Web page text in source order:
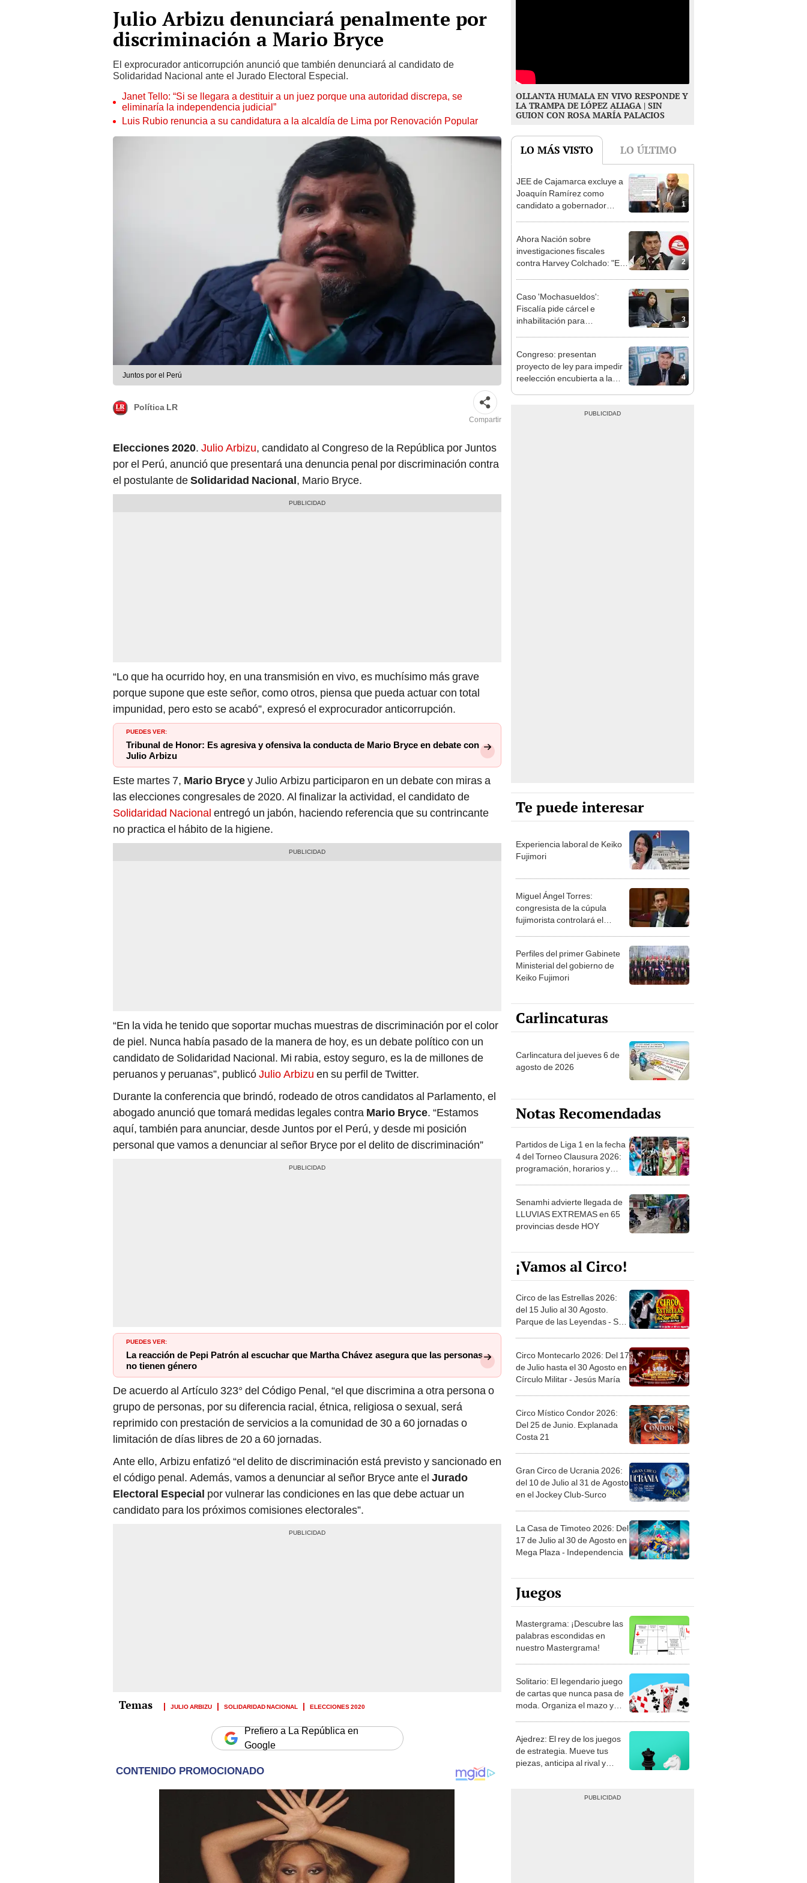
Julio Arbizu denunciará penalmente por
discriminación a Mario Bryce
El exprocurador anticorrupción anunció que también denunciará al candidato de
Solidaridad Nacional ante el Jurado Electoral Especial.
Janet Tello: “Si se llegara a destituir a un juez porque una autoridad discrepa, se
eliminaría la independencia judicial”
Luis Rubio renuncia a su candidatura a la alcaldía de Lima por Renovación Popular
Juntos por el Perú
Política LR
Compartir
Elecciones 2020. Julio Arbizu, candidato al Congreso de la República por Juntos
por el Perú, anunció que presentará una denuncia penal por discriminación contra
el postulante deSolidaridad Nacional, Mario Bryce.
“Lo que ha ocurrido hoy, en una transmisión en vivo, es muchísimo más grave
porque supone que este señor, como otros, piensa que pueda actuar con total
impunidad, pero esto se acabó”, expresó el exprocurador anticorrupción.
PUEDES VER:
Tribunal de Honor: Es agresiva y ofensiva la conducta de Mario Bryce en debate con
Julio Arbizu
Este martes 7, Mario Brycey Julio Arbizu participaron en un debate con miras a
las elecciones congresales de 2020. Al finalizar la actividad, el candidato de
Solidaridad Nacional entregó un jabón, haciendo referencia que su contrincante
no practica el hábito de la higiene.
“En la vida he tenido que soportar muchas muestras de discriminación por el color
de piel. Nunca había pasado de la manera de hoy, es un debate político con un
candidato de Solidaridad Nacional. Mi rabia, estoy seguro, es la de millones de
peruanos y peruanas”, publicóJulio Arbizu en su perfil de Twitter.
Durante la conferencia que brindó, rodeado de otros candidatos al Parlamento, el
abogado anunció que tomará medidas legales contra Mario Bryce. “Estamos
aquí, también para anunciar, desde Juntos por el Perú, y desde mi posición
personal que vamos a denunciar al señor Bryce por el delito de discriminación”
PUEDES VER:
La reacción de Pepi Patrón al escuchar que Martha Chávez asegura que las personas
no tienen género
De acuerdo al Artículo 323° del Código Penal, “el que discrimina a otra persona o
grupo de personas, por su diferencia racial, étnica, religiosa o sexual, será
reprimido con prestación de servicios a la comunidad de 30 a 60 jornadas o
limitación de días libres de 20 a 60 jornadas.
Ante ello, Arbizu enfatizó “el delito de discriminación está previsto y sancionado en
el código penal. Además, vamos a denunciar al señor Bryce ante el Jurado
Electoral Especial por vulnerar las condiciones en las que debe actuar un
candidato para los próximos comisiones electorales”.
JULIO ARBIZU SOLIDARIDAD NACIONAL ELECCIONES 2020
Prefiero a La República en
Google
OLLANTA HUMALA EN VIVO RESPONDE Y
LA TRAMPA DE LÓPEZ ALIAGA | SIN
GUION CON ROSA MARÍA PALACIOS
LO MÁS VISTO LO ÚLTIMO
1
JEE de Cajamarca excluye a
Joaquín Ramírez como
candidato a gobernador
2
Ahora Nación sobre
investigaciones fiscales
contra Harvey Colchado: "El
3
Caso 'Mochasueldos':
Fiscalía pide cárcel e
inhabilitación para
4
Congreso: presentan
proyecto de ley para impedir
reelección encubierta a la
Te puede interesar
Experiencia laboral de Keiko
Fujimori
Miguel Ángel Torres:
congresista de la cúpula
fujimorista controlará el
Perfiles del primer Gabinete
Ministerial del gobierno de
Keiko Fujimori
Carlincaturas
Carlincatura del jueves 6 de
agosto de 2026
Notas Recomendadas
Partidos de Liga 1 en la fecha
4 del Torneo Clausura 2026:
programación, horarios y
Senamhi advierte llegada de
LLUVIAS EXTREMAS en 65
provincias desde HOY
¡Vamos al Circo!
Circo de las Estrellas 2026:
del 15 Julio al 30 Agosto.
Parque de las Leyendas - San
Circo Montecarlo 2026: Del 17
de Julio hasta el 30 Agosto en
Círculo Militar - Jesús María
Circo Místico Condor 2026:
Del 25 de Junio. Explanada
Costa 21
Gran Circo de Ucrania 2026:
del 10 de Julio al 31 de Agosto
en el Jockey Club-Surco
La Casa de Timoteo 2026: Del
17 de Julio al 30 de Agosto en
Mega Plaza - Independencia
Juegos
Mastergrama: ¡Descubre las
palabras escondidas en
nuestro Mastergrama!
Solitario: El legendario juego
de cartas que nunca pasa de
moda. Organiza el mazo y
Ajedrez: El rey de los juegos
de estrategia. Mueve tus
piezas, anticipa al rival y